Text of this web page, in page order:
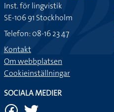
Inst. för lingvistik
SE-106 91 Stockholm
Telefon: 08-16 23 47
Kontakt
Om webbplatsen
Cookieinställningar
SOCIALA MEDIER